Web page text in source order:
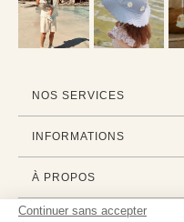
Continuer sans accepter
NOS SERVICES
INFORMATIONS
À PROPOS
PROFESSIONNELS